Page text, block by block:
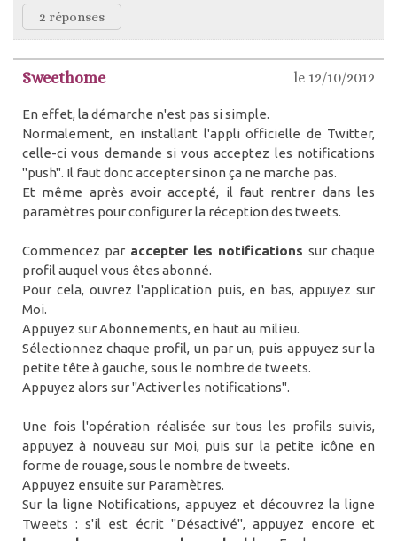
2 réponses
Sweethome le 12/10/2012
En effet, la démarche n'est pas si simple.
Normalement, en installant l'appli officielle de Twitter,
celle-ci vous demande si vous acceptez les notifications
"push". Il faut donc accepter sinon ça ne marche pas.
Et même après avoir accepté, il faut rentrer dans les
paramètres pour configurer la réception des tweets.
Commencez par accepter les notifications sur chaque
profil auquel vous êtes abonné.
Pour cela, ouvrez l'application puis, en bas, appuyez sur
Moi.
Appuyez sur Abonnements, en haut au milieu.
Sélectionnez chaque profil, un par un, puis appuyez sur la
petite tête à gauche, sous le nombre de tweets.
Appuyez alors sur "Activer les notifications".
Une fois l'opération réalisée sur tous les profils suivis,
appuyez à nouveau sur Moi, puis sur la petite icône en
forme de rouage, sous le nombre de tweets.
Appuyez ensuite sur Paramètres.
Sur la ligne Notifications, appuyez et découvrez la ligne
Tweets : s'il est écrit "Désactivé", appuyez encore et